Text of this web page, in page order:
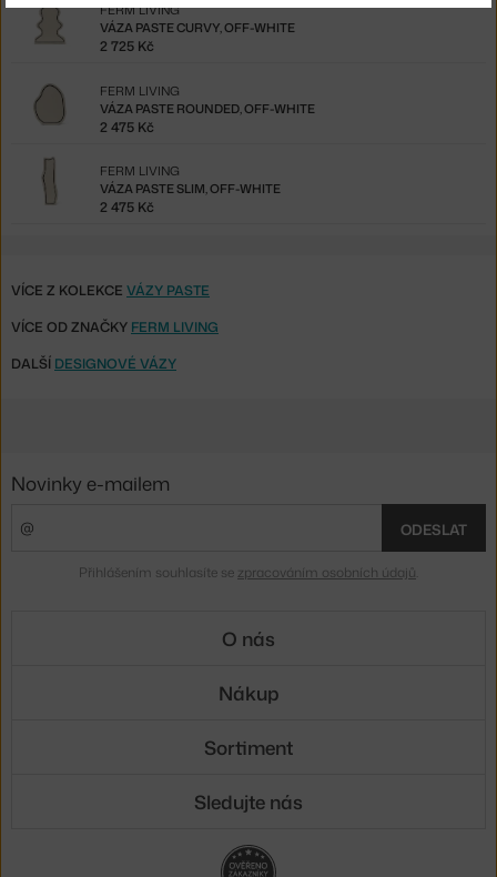
VÁZA PASTE CURVY, OFF-WHITE
FERM LIVING
2 725 Kč
VÁZA PASTE ROUNDED, OFF-WHITE
FERM LIVING
2 475 Kč
VÁZA PASTE SLIM, OFF-WHITE
FERM LIVING
2 475 Kč
VÍCE Z KOLEKCE VÁZY PASTE
VÍCE OD ZNAČKY FERM LIVING
DALŠÍ DESIGNOVÉ VÁZY
Novinky e-mailem
ODESLAT
Přihlášením souhlasíte se zpracováním osobních údajů
O nás
Nákup
Sortiment
Sledujte nás